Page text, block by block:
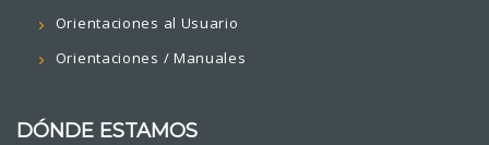
Orientaciones al Usuario
Orientaciones / Manuales
DÓNDE ESTAMOS